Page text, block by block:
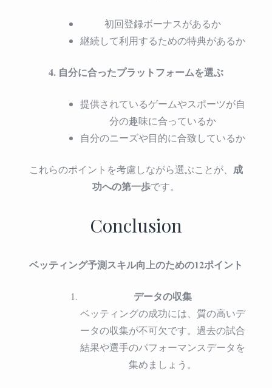
初回登録ボーナスがあるか
継続して利用するための特典があるか
4. 自分に合ったプラットフォームを選ぶ
提供されているゲームやスポーツが自
分の趣味に合っているか
自分のニーズや目的に合致しているか
これらのポイントを考慮しながら選ぶことが、 成
功への第一歩です。
Conclusion
ベッティング予測スキル向上のための12ポイント
データの収集
ベッティングの成功には、質の高いデ
ータの収集が不可欠です。過去の試合
結果や選手のパフォーマンスデータを
集めましょう。